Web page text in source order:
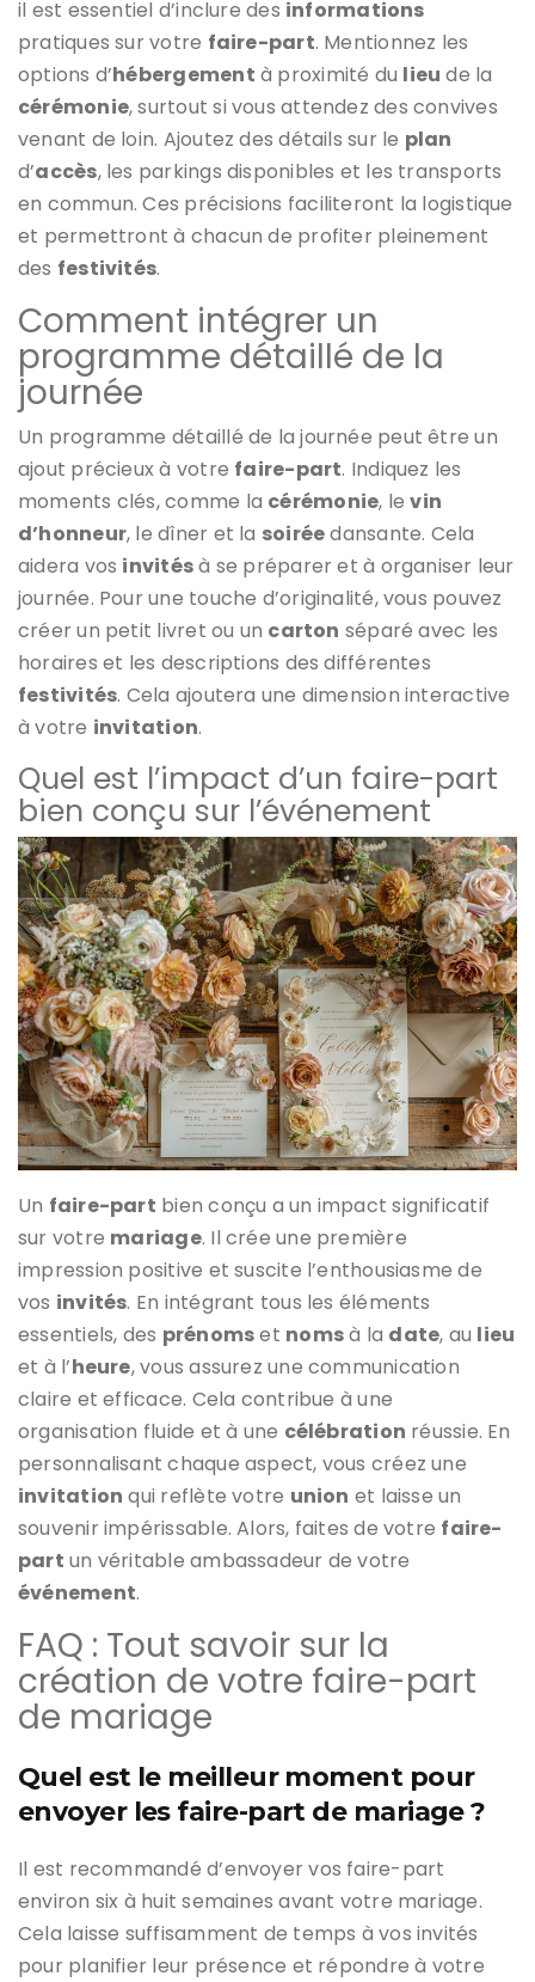
il est essentiel d’inclure des informations
pratiques sur votre faire-part. Mentionnez les
options d’hébergement à proximité du lieu de la
cérémonie, surtout si vous attendez des convives
venant de loin. Ajoutez des détails sur le plan
d’accès, les parkings disponibles et les transports
en commun. Ces précisions faciliteront la logistique
et permettront à chacun de profiter pleinement
des festivités.
Comment intégrer un
programme détaillé de la
journée
Un programme détaillé de la journée peut être un
ajout précieux à votre faire-part. Indiquez les
moments clés, comme la cérémonie, levin
d’honneur, le dîner et la soiréedansante. Cela
aidera vos invitésà se préparer et à organiser leur
journée. Pour une touche d’originalité, vous pouvez
créer un petit livret ou un carton séparé avec les
horaires et les descriptions des différentes
festivités. Cela ajoutera une dimension interactive
à votre invitation.
Quel est l’impact d’un faire-part
bien conçu sur l’événement
Un faire-part bien conçu a un impact significatif
sur votre mariage. Il crée une première
impression positive et suscite l’enthousiasme de
vos invités. En intégrant tous les éléments
essentiels, des prénomset nomsà la date, au lieu
et à l’heure, vous assurez une communication
claire et efficace. Cela contribue à une
organisation fluide et à une célébration réussie. En
personnalisant chaque aspect, vous créez une
invitation qui reflète votre union et laisse un
souvenir impérissable. Alors, faites de votre faire-
part un véritable ambassadeur de votre
événement.
FAQ : Tout savoir sur la
création de votre faire-part
de mariage
Quel est le meilleur moment pour
envoyer les faire-part de mariage ?
Il est recommandé d’envoyer vos faire-part
environ six à huit semaines avant votre mariage.
Cela laisse suffisamment de temps à vos invités
pour planifier leur présence et répondre à votre